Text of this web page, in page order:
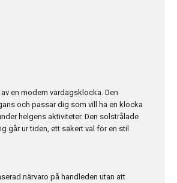
en modern vardagsklocka. Den
och passar dig som vill ha en klocka
helgens aktiviteter. Den solstrålade
går ur tiden, ett säkert val för en stil
närvaro på handleden utan att